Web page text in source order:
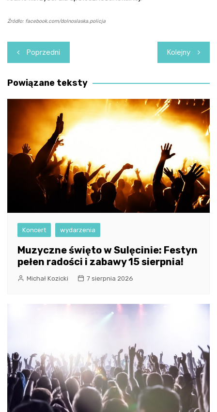
Źródło: facebook.com/dolnoslaska.policja
Nawigacja
wpisu
Poprzedni Kolejny
Powiązane teksty
Koncert wydarzenia
Muzyczne święto w Sulęcinie: Festyn
pełen radości i zabawy 15 sierpnia!
Michał Kozicki 7 sierpnia 2026